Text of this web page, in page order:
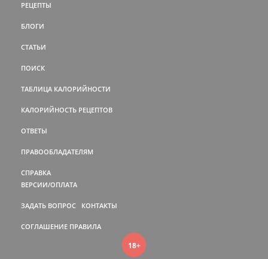
РЕЦЕПТЫ
БЛОГИ
СТАТЬИ
ПОИСК
ТАБЛИЦА КАЛОРИЙНОСТИ
КАЛОРИЙНОСТЬ РЕЦЕПТОВ
ОТВЕТЫ
ПРАВООБЛАДАТЕЛЯМ
СПРАВКА
ВЕРСИИ/ОПЛАТА
ЗАДАТЬ ВОПРОС КОНТАКТЫ
СОГЛАШЕНИЕ ПРАВИЛА
18+